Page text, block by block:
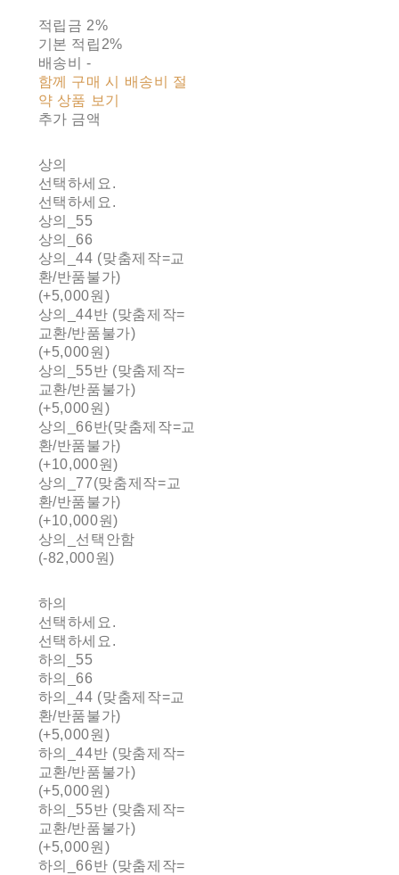
적립금 2%
기본 적립 2%
배송비-
함께 구매 시 배송비 절
약 상품 보기
추가 금액
상의
선택하세요.
선택하세요.
상의_55
상의_66
상의_44 (맞춤제작=교
환/반품불가)
(+5,000원)
상의_44반 (맞춤제작=
교환/반품불가)
(+5,000원)
상의_55반 (맞춤제작=
교환/반품불가)
(+5,000원)
상의_66반(맞춤제작=교
환/반품불가)
(+10,000원)
상의_77(맞춤제작=교
환/반품불가)
(+10,000원)
상의_선택안함
(-82,000원)
하의
선택하세요.
선택하세요.
하의_55
하의_66
하의_44 (맞춤제작=교
환/반품불가)
(+5,000원)
하의_44반 (맞춤제작=
교환/반품불가)
(+5,000원)
하의_55반 (맞춤제작=
교환/반품불가)
(+5,000원)
하의_66반 (맞춤제작=